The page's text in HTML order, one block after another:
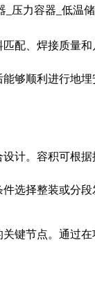
配、焊接质量
够顺利进行地
计。容积可根
选择整装或分段
键节点。通过